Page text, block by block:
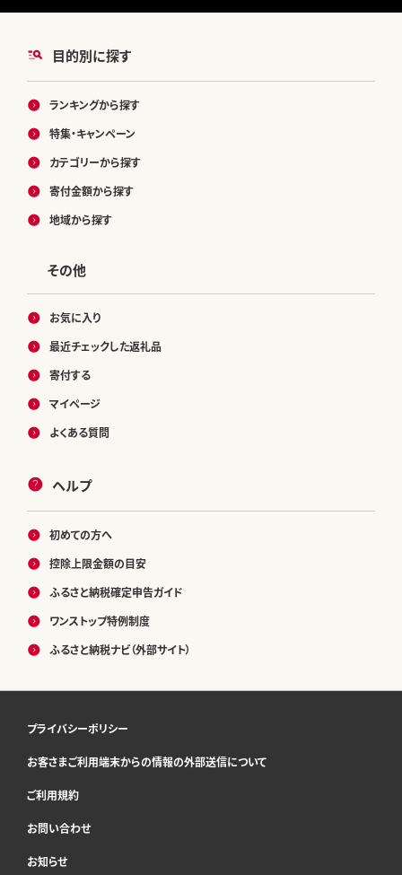
目的別に探す
ランキングから探す
特集・キャンペーン
カテゴリーから探す
寄付金額から探す
地域から探す
その他
お気に入り
最近チェックした返礼品
寄付する
マイページ
よくある質問
ヘルプ
初めての方へ
控除上限金額の目安
ふるさと納税確定申告ガイド
ワンストップ特例制度
ふるさと納税ナビ（外部サイト）
プライバシーポリシー
お客さまご利用端末からの情報の外部送信について
ご利用規約
お問い合わせ
お知らせ